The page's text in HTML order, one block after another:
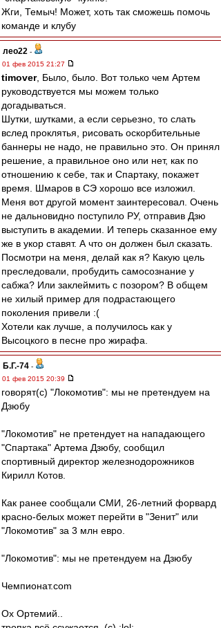
Жги, Темыч! Может, хоть так сможешь помочь
команде и клубу
лео22 -
01 фев 2015 21:27
timover, Было, было. Вот только чем Артем
руководствуется мы можем только
догадываться.
Шутки, шутками, а если серьезно, то слать
вслед проклятья, рисовать оскорбительные
баннеры не надо, не правильно это. Он принял
решение, а правильное оно или нет, как по
отношению к себе, так и Спартаку, покажет
время. Шмаров в СЭ хорошо все изложил.
Меня вот другой момент заинтересовал. Очень
не дальновидно поступило РУ, отправив Дзю
выступить в академии. И теперь сказанное ему
же в укор ставят. А что он должен был сказать.
Посмотри на меня, делай как я? Какую цель
преследовали, пробудить самосознание у
сабжа? Или заклеймить с позором? В общем
не хилый пример для подрастающего
поколения привели :(
Хотели как лучше, а получилось как у
Высоцкого в песне про жирафа.
Б.Г.-74 -
01 фев 2015 20:39
говорят(с) "Локомотив": мы не претендуем на
Дзюбу
"Локомотив" не претендует на нападающего
"Спартака" Артема Дзюбу, сообщил
спортивный директор железнодорожников
Кирилл Котов.
Как ранее сообщали СМИ, 26-летний форвард
красно-белых может перейти в "Зенит" или
"Локомотив" за 3 млн евро.
"Локомотив": мы не претендуем на Дзюбу
Чемпионат.com
Ох Ортемий..